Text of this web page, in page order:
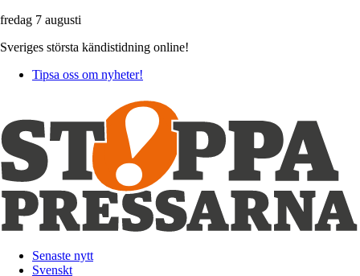
fredag 7 augusti
Sveriges största kändistidning online!
Tipsa oss om nyheter!
Senaste nytt
Svenskt